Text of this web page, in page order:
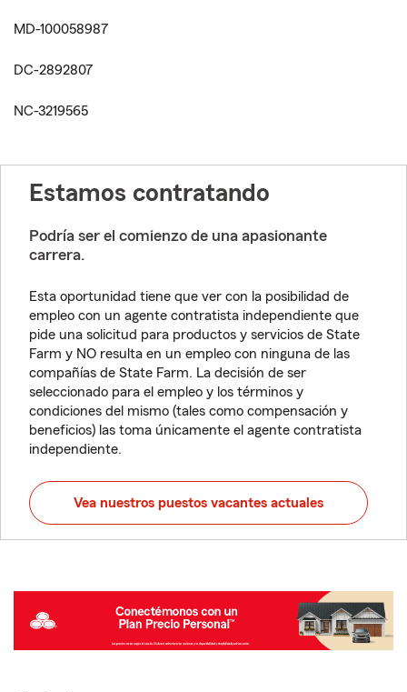
MD-100058987
DC-2892807
NC-3219565
Estamos contratando
Podría ser el comienzo de una apasionante
carrera.
Esta oportunidad tiene que ver con la posibilidad de
empleo con un agente contratista independiente que
pide una solicitud para productos y servicios de State
Farm y NO resulta en un empleo con ninguna de las
compañías de State Farm. La decisión de ser
seleccionado para el empleo y los términos y
condiciones del mismo (tales como compensación y
beneficios) las toma únicamente el agente contratista
independiente.
Vea nuestros puestos vacantes actuales